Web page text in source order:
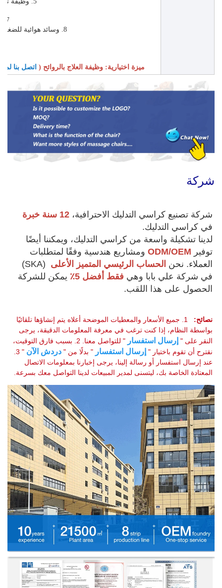
7. شاشة تعمل باللمس عن بُعد
8. وسائد هوائية للضغط على الكتف والذراع والمقعد
ميزة اختيارية: وظيفة العلاج بالروائح ( اتصل بنا
شركة
شركة تصنيع كراسي التدليك الاحترافية، 12 سنة خبرة
في كراسي التدليك.
توفير ODM/OEM
العملاء. نحن الحساب الرئيسي المتميز الأعلى
في شركة علي بابا وهي فقط أفضل 5٪
الحصول على هذا اللقب.
نصائح:
النقر على " إرسال استفسار
نقترح أن تقوم باختيار " إرسال استفسار " بدلًا من " دردش الآن
المعتادة الخاصة بك، ليتسنى لمدير المبيعات لدينا التواصل معك بسرعة.